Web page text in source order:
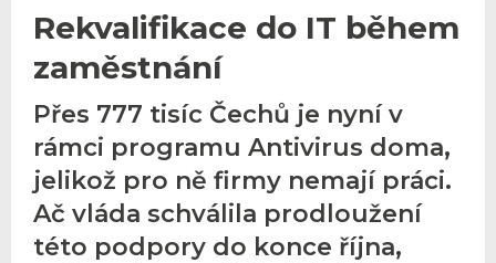
Rekvalifikace do IT během
zaměstnání
Přes 777 tisíc Čechů je nyní v
rámci programu Antivirus doma,
jelikož pro ně firmy nemají práci.
Ač vláda schválila prodloužení
této podpory do konce října,